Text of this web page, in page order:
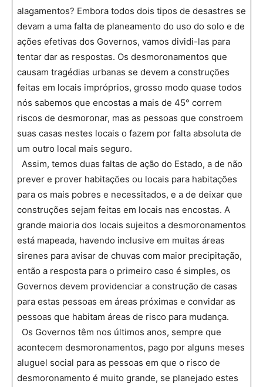
alagamentos? Embora todos dois tipos de desastres se
devam a uma falta de planeamento do uso do solo e de
ações efetivas dos Governos, vamos dividi-las para
tentar dar as respostas. Os desmoronamentos que
causam tragédias urbanas se devem a construções
feitas em locais impróprios, grosso modo quase todos
nós sabemos que encostas a mais de 45° correm
riscos de desmoronar, mas as pessoas que constroem
suas casas nestes locais o fazem por falta absoluta de
um outro local mais seguro.
Assim, temos duas faltas de ação do Estado, a de não
prever e prover habitações ou locais para habitações
para os mais pobres e necessitados, e a de deixar que
construções sejam feitas em locais nas encostas. A
grande maioria dos locais sujeitos a desmoronamentos
está mapeada, havendo inclusive em muitas áreas
sirenes para avisar de chuvas com maior precipitação,
então a resposta para o primeiro caso é simples, os
Governos devem providenciar a construção de casas
para estas pessoas em áreas próximas e convidar as
pessoas que habitam áreas de risco para mudança.
Os Governos têm nos últimos anos, sempre que
acontecem desmoronamentos, pago por alguns meses
aluguel social para as pessoas em que o risco de
desmoronamento é muito grande, se planejado estes